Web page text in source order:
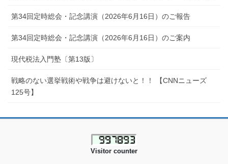
第34回定時総会・記念講演（2026年6月16日）のご報告
第34回定時総会・記念講演（2026年6月16日）のご案内
現代税法入門塾〔第13版〕
戦略のない選挙戦術や戦争は避けないと！！ 【CNNニューズ
125号】
Visitor counter